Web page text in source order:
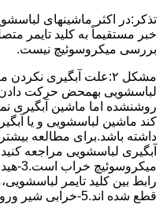
ﺗﺬﮐﺮ:در اﮐﺜﺮ ماشینهای
ﺧﺒﺮ مستقیماً ﺑﻪ ﮐﻠﯿﺪ ﺗﺎﯾﻤﺮ
بررسی ﻣﯿﮑﺮوﺳﻮﺋﯿﭻ نیست.
مشکل ۲:علت آبگیری
لباسشویی بهمحض ﺣﺮﮐﺖ
روشنشده اﻣﺎ ﻣﺎﺷﯿﻦ آﺑﮕﯿﺮی
کند ماشین لباسشویی و یا
داشته باشد.برای مطالعه
راﺑﻂ ﺑﯿﻦ ﮐﻠﯿﺪ ﺗﺎﯾﻤﺮ
ﻗﻄﻊ ﺷﺪه اند.5-خرابی شیر ورودی آب